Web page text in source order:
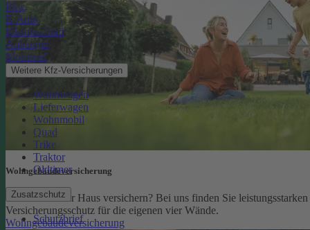
Pkw
E-Auto
Kleinkraftrad
Anhänger
Motorrad
Weitere Kfz-Versicherungen
Wohnwagen
Lieferwagen
Wohnmobil
Quad
Trike
Traktor
Oldtimer
Zusatzschutz
Schutzbrief
Wohngebäude­versicherung
Sie möchten Ihr Haus versichern? Bei uns finden Sie leistungsstarken
Versicherungsschutz für die eigenen vier Wände.
Wohngebäudeversicherung